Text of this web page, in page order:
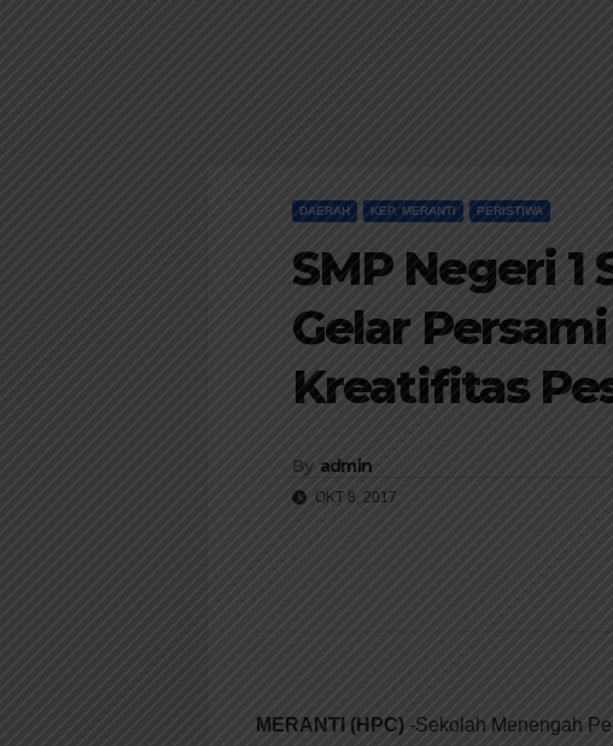
DAERAH KEP. MERANTI PERISTIWA
SMP Negeri 1
Gelar
Kreatifitas
By admin
OKT 8, 2017
MERANTI (HPC) -Sekolah Menengah